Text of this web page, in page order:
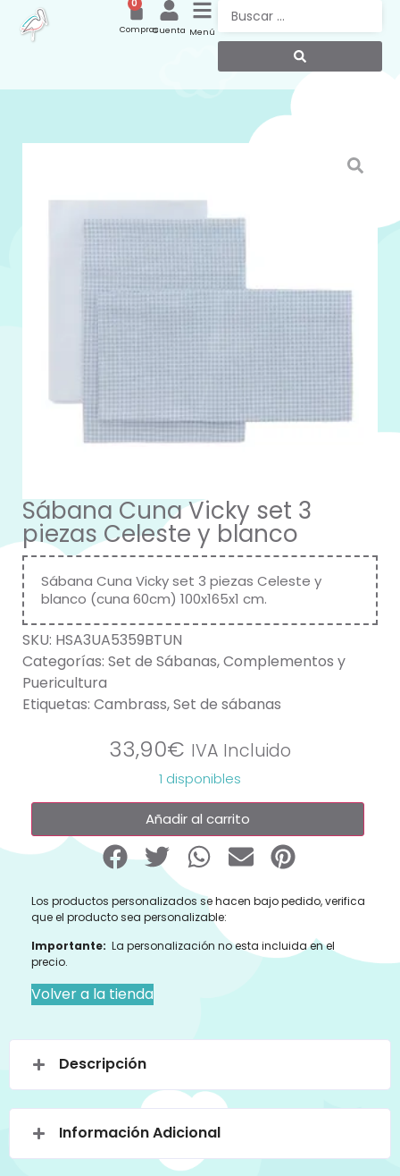
Menú
Cuenta
0
Compras
Sábana Cuna Vicky set 3
piezas Celeste y blanco
Sábana Cuna Vicky set 3 piezas Celeste y
blanco (cuna 60cm) 100x165x1 cm.
SKU: HSA3UA5359BTUN
Categorías: Set de Sábanas,Complementos y
Puericultura
Etiquetas: Cambrass,Set de sábanas
33,90€ IVA Incluido
1 disponibles
Añadir al carrito
Los productos personalizados se hacen bajo pedido, verifica
que el producto sea personalizable:
Importante: La personalización no esta incluida en el
precio.
Volver a la tienda
Descripción
Información Adicional